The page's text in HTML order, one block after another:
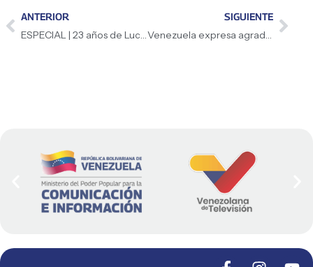
ANTERIOR
ESPECIAL | 23 años de Lucha y Victoria
SIGUIENTE
Venezuela expresa agradecimiento a Cuba por conmemorar victoria de abril